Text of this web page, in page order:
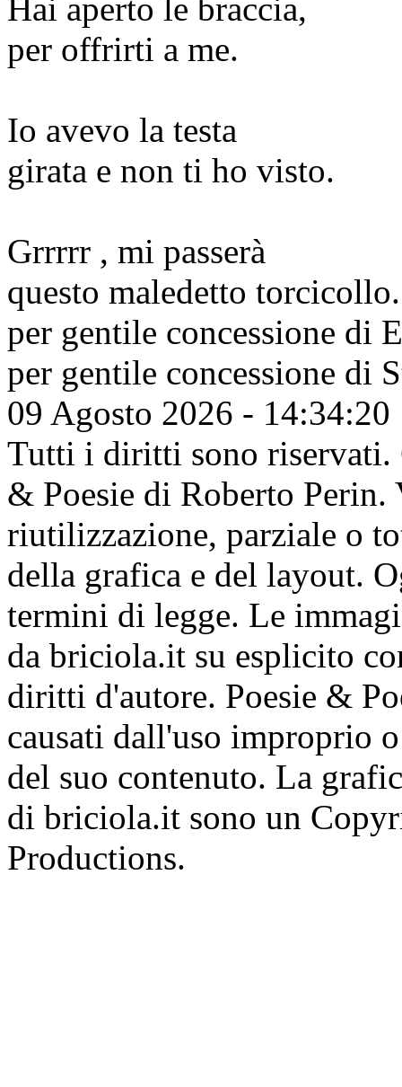
Hai aperto le braccia,
per offrirti a me.
Io avevo la testa
girata e non ti ho visto.
Grrrrr , mi passerà
questo maledetto torcicollo.
per gentile concessione di
per gentile concessione di
09 Agosto 2026 - 14:34:20
Tutti i diritti sono riservati.
& Poesie di Roberto
riutilizzazione, parziale o
della grafica e del layout.
termini di legge. Le
da briciola.it su esplicito
diritti d'autore. Poesie &
causati dall'uso improprio
del suo contenuto. La
di briciola.it sono un
Productions.